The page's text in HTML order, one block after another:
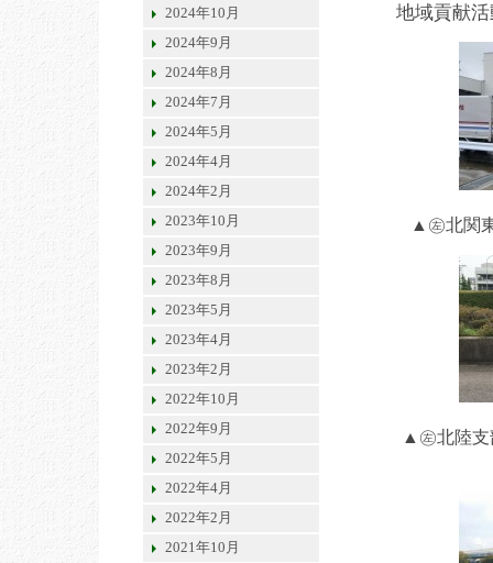
2024年10月
2024年9月
2024年8月
2024年7月
2024年5月
2024年4月
2024年2月
2023年10月
2023年9月
2023年8月
2023年5月
2023年4月
2023年2月
2022年10月
2022年9月
2022年5月
2022年4月
2022年2月
2021年10月
地域貢献
▲㊧北関
▲㊧北陸支